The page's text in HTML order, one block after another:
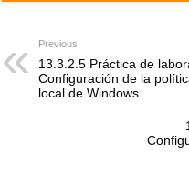
Previous
13.3.2.5 Práctica de
Configuración de la
local de Windows